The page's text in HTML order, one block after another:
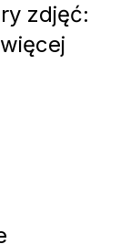
zdjęć: